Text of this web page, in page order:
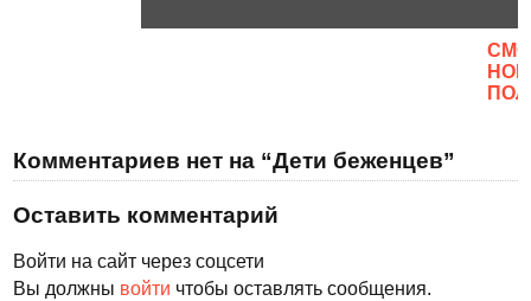
Комментариев нет на “Дети беженцев”
Оставить комментарий
Войти на сайт через соцсети
Вы должны войти чтобы оставлять сообщения.